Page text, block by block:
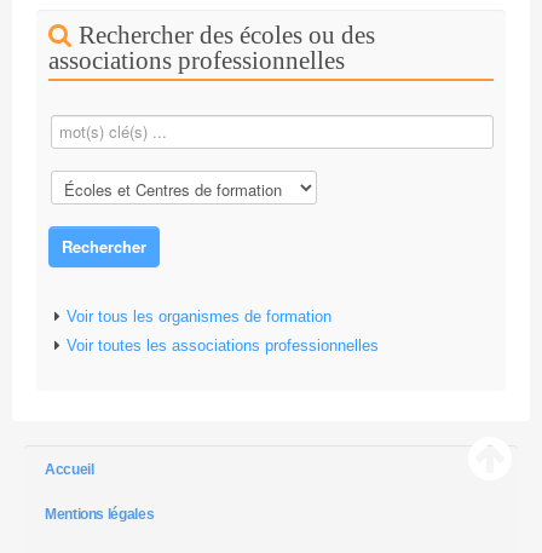
Rechercher des écoles ou des
associations professionnelles
Rechercher
Voir tous les organismes de formation
Voir toutes les associations professionnelles
Accueil
Mentions légales